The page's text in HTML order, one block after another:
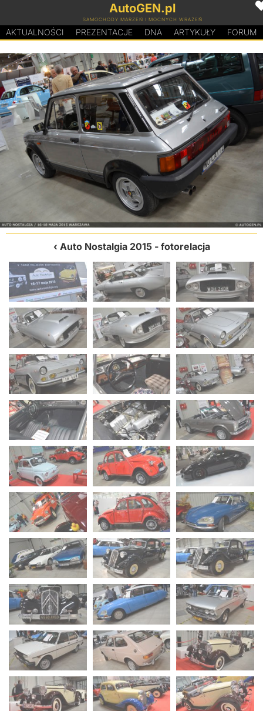
AutoGEN.pl
SAMOCHODY MARZEŃ I MOCNYCH WRAŻEŃ
AKTUALNOŚCI PREZENTACJE DNA ARTYKUŁY FORUM
Auto Nostalgia 2015 - fotorelacja